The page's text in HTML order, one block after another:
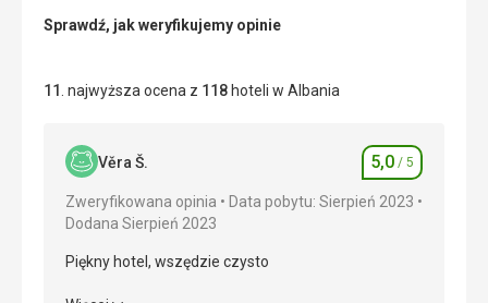
Sprawdź, jak weryfikujemy opinie
11 . najwyższa ocena z 118 hoteli w Albania
Věra Š. Ocena
5,0 / 5
Zweryfikowana opinia
Data pobytu: Sierpień 2023
Dodana Sierpień 2023
Piękny hotel, wszędzie czysto